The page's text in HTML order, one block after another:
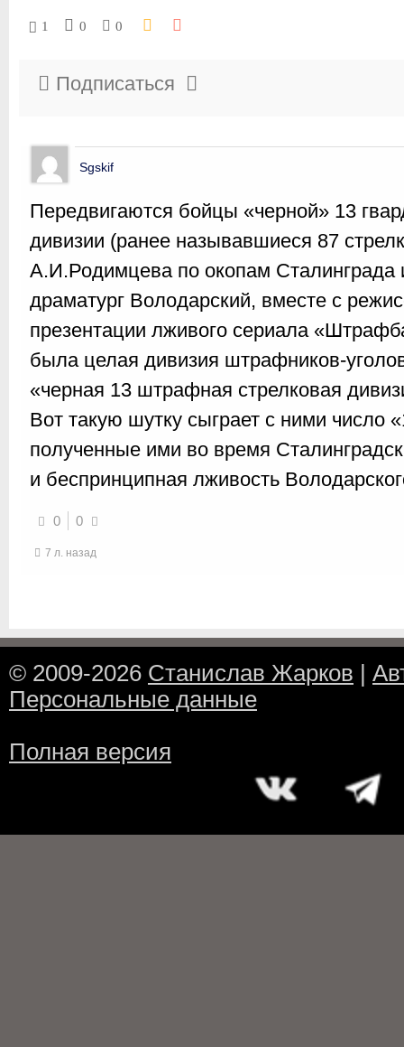
1 0 0
Подписаться
Sgskif
Передвигаются бойцы «черной» 13
дивизии (ранее называвшиеся 87
А.И.Родимцева по окопам Сталинграда
драматург Володарский, вместе с
презентации лживого сериала
была целая дивизия штрафников-
«черная 13 штрафная стрелковая
Вот такую шутку сыграет с ними число
полученные ими во время
и беспринципная лживость
0 0
7 л. назад
© 2009-2026 Станислав Жарков
Персональные данные
Полная версия